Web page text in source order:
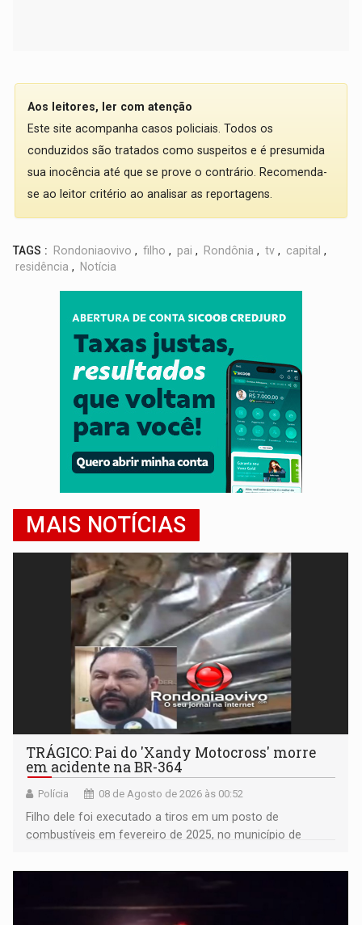
Aos leitores, ler com atenção
Este site acompanha casos policiais. Todos os
conduzidos são tratados como suspeitos e é presumida
sua inocência até que se prove o contrário. Recomenda-
se ao leitor critério ao analisar as reportagens.
TAGS : Rondoniaovivo , filho , pai , Rondônia , tv , capital ,
residência , Notícia
MAIS NOTÍCIAS
TRÁGICO: Pai do 'Xandy Motocross' morre
em acidente na BR-364
Polícia 08 de Agosto de 2026 às 00:52
Filho dele foi executado a tiros em um posto de
combustíveis em fevereiro de 2025, no município de